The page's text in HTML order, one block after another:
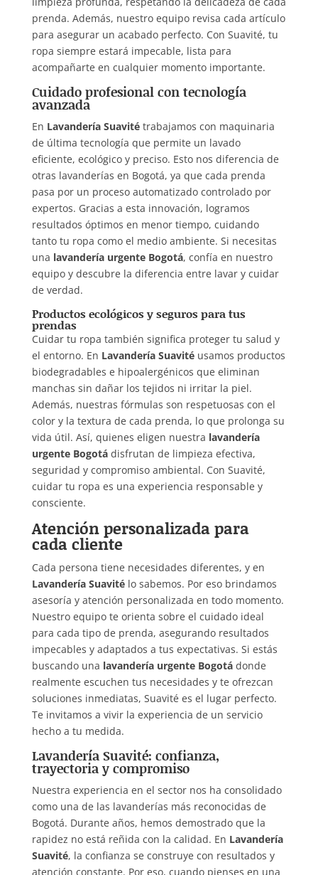
prenda. Además, nuestro equipo revisa cada artículo
para asegurar un acabado perfecto. Con Suavité, tu
ropa siempre estará impecable, lista para
acompañarte en cualquier momento importante.
Cuidado profesional con tecnología
avanzada
En Lavandería Suavitétrabajamos con maquinaria
de última tecnología que permite un lavado
eficiente, ecológico y preciso. Esto nos diferencia de
otras lavanderías en Bogotá, ya que cada prenda
pasa por un proceso automatizado controlado por
expertos. Gracias a esta innovación, logramos
resultados óptimos en menor tiempo, cuidando
tanto tu ropa como el medio ambiente. Si necesitas
una lavandería urgente Bogotá, confía en nuestro
equipo y descubre la diferencia entre lavar y cuidar
de verdad.
Productos ecológicos y seguros para tus
prendas
Cuidar tu ropa también significa proteger tu salud y
el entorno. En Lavandería Suavitéusamos productos
biodegradables e hipoalergénicos que eliminan
manchas sin dañar los tejidos ni irritar la piel.
Además, nuestras fórmulas son respetuosas con el
color y la textura de cada prenda, lo que prolonga su
vida útil. Así, quienes eligen nuestra lavandería
urgente Bogotádisfrutan de limpieza efectiva,
seguridad y compromiso ambiental. Con Suavité,
cuidar tu ropa es una experiencia responsable y
consciente.
Atención personalizada para
cada cliente
Cada persona tiene necesidades diferentes, y en
Lavandería Suavitélo sabemos. Por eso brindamos
asesoría y atención personalizada en todo momento.
Nuestro equipo te orienta sobre el cuidado ideal
para cada tipo de prenda, asegurando resultados
impecables y adaptados a tus expectativas. Si estás
buscando una lavandería urgente Bogotádonde
realmente escuchen tus necesidades y te ofrezcan
soluciones inmediatas, Suavité es el lugar perfecto.
Te invitamos a vivir la experiencia de un servicio
hecho a tu medida.
Lavandería Suavité: confianza,
trayectoria y compromiso
Nuestra experiencia en el sector nos ha consolidado
como una de las lavanderías más reconocidas de
Bogotá. Durante años, hemos demostrado que la
rapidez no está reñida con la calidad. En Lavandería
Suavité, la confianza se construye con resultados y
atención constante. Por eso, cuando pienses en una